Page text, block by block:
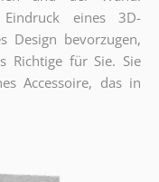
eines 3D-
Design bevorzugen,
Richtige für Sie. Sie
Accessoire, das in